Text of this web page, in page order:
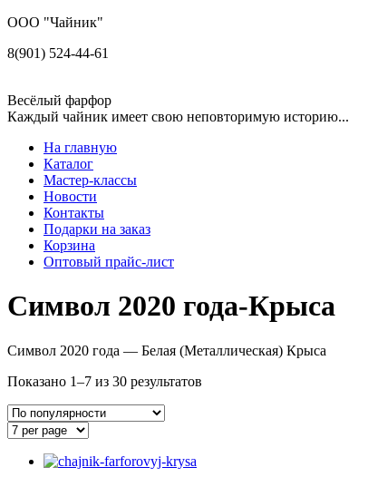
ООО "Чайник"
8(901) 524-44-61
Весёлый фарфор
Каждый чайник имеет свою неповторимую историю...
На главную
Каталог
Мастер-классы
Новости
Контакты
Подарки на заказ
Корзина
Оптовый прайс-лист
Символ 2020 года-Крыса
Символ 2020 года — Белая (Металлическая) Крыса
Показано 1–7 из 30 результатов